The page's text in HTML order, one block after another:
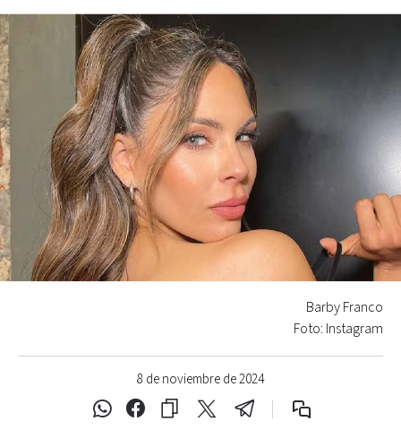
8 de noviembre de 2024
Barby Franco
Foto: Instagram